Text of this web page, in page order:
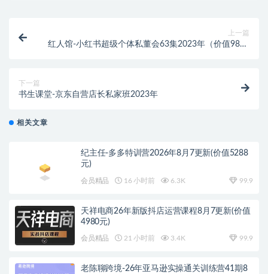
上一篇
红人馆-小红书超级个体私董会63集2023年（价值9800
下一篇
书生课堂-京东自营店长私家班2023年
相关文章
纪主任-多多特训营2026年8月7更新(价值5288
元)
会员精品 16 小时前 6.3K 99.9
天祥电商26年新版抖店运营课程8月7更新(价值
4980元)
会员精品 21 小时前 3.4K 99.9
老陈聊跨境-26年亚马逊实操通关训练营41期8